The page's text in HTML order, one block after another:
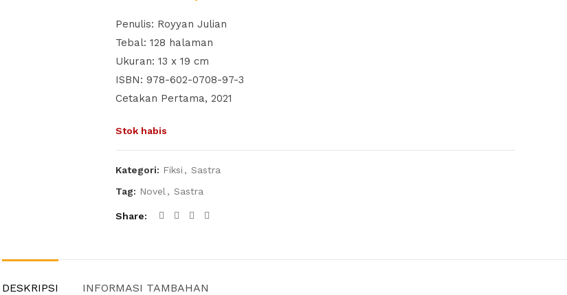
Penulis: Royyan Julian
Tebal: 128 halaman
Ukuran: 13 x 19 cm
ISBN: 978-602-0708-97-3
Cetakan Pertama, 2021
Stok habis
Kategori: Fiksi , Sastra
Tag: Novel , Sastra
Share
DESKRIPSI INFORMASI TAMBAHAN